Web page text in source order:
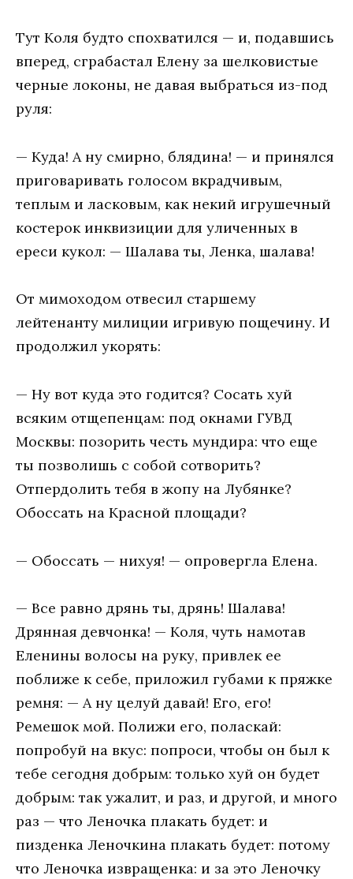
Тут Коля будто спохватился — и, подавшись
вперед, сграбастал Елену за шелковистые
черные локоны, не давая выбраться из-под
руля:
— Куда! А ну смирно, блядина! — и принялся
приговаривать голосом вкрадчивым,
теплым и ласковым, как некий игрушечный
костерок инквизиции для уличенных в
ереси кукол: — Шалава ты, Ленка, шалава!
От мимоходом отвесил старшему
лейтенанту милиции игривую пощечину. И
продолжил укорять:
— Ну вот куда это годится? Сосать хуй
всяким отщепенцам: под окнами ГУВД
Москвы: позорить честь мундира: что еще
ты позволишь с собой сотворить?
Отпердолить тебя в жопу на Лубянке?
Обоссать на Красной площади?
— Обоссать — нихуя! — опровергла Елена.
— Все равно дрянь ты, дрянь! Шалава!
Дрянная девчонка! — Коля, чуть намотав
Еленины волосы на руку, привлек ее
поближе к себе, приложил губами к пряжке
ремня: — А ну целуй давай! Его, его!
Ремешок мой. Полижи его, поласкай:
попробуй на вкус: попроси, чтобы он был к
тебе сегодня добрым: только хуй он будет
добрым: так ужалит, и раз, и другой, и много
раз — что Леночка плакать будет: и
пизденка Леночкина плакать будет: потому
что Леночка извращенка: и за это Леночку